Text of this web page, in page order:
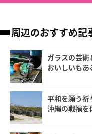
周辺のおすすめ記
ガラスの芸
おいしいも
平和を願う祈
沖縄の戦禍を